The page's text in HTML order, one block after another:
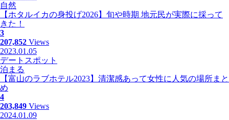
自然
【ホタルイカの身投げ2026】旬や時期 地元民が実際に採って
きた！
3
207,852 Views
2023.01.05
デートスポット
泊まる
【富山のラブホテル2023】清潔感あって女性に人気の場所まと
め
4
203,849 Views
2024.01.09